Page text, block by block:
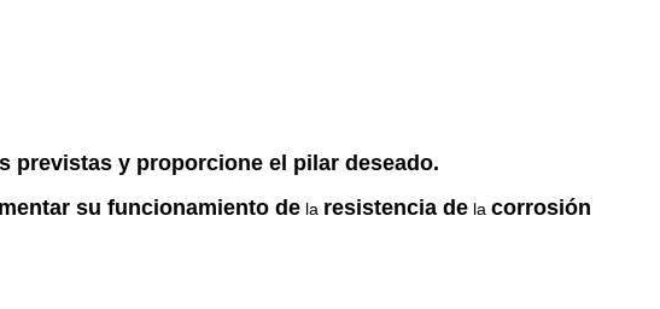
previstas y proporcione el pilar deseado.
su funcionamiento de la resistencia de la corrosión